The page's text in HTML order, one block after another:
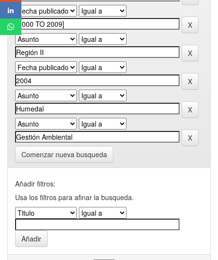
Comenzar nueva busqueda
Añadir filtros:
Usa los filtros para afinar la busqueda.